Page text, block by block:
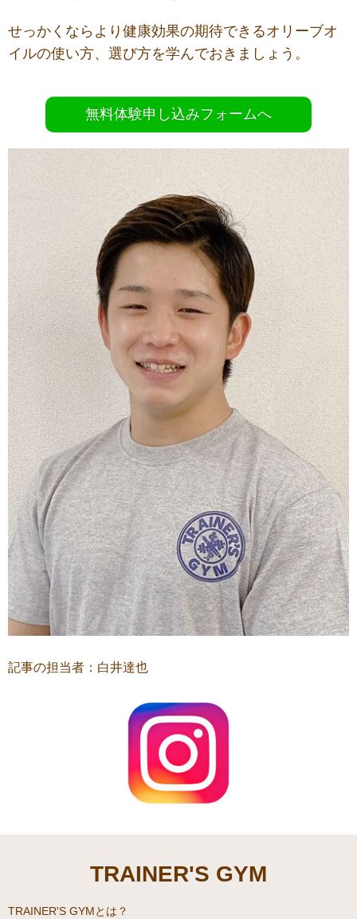
せっかくならより健康効果の期待できるオリーブオ
イルの使い方、選び方を学んでおきましょう。
無料体験申し込みフォームへ
記事の担当者：白井達也
TRAINER'S GYM
TRAINER'S GYMとは？